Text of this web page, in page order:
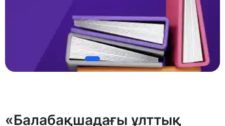
«Балабақшадағы ұлттық